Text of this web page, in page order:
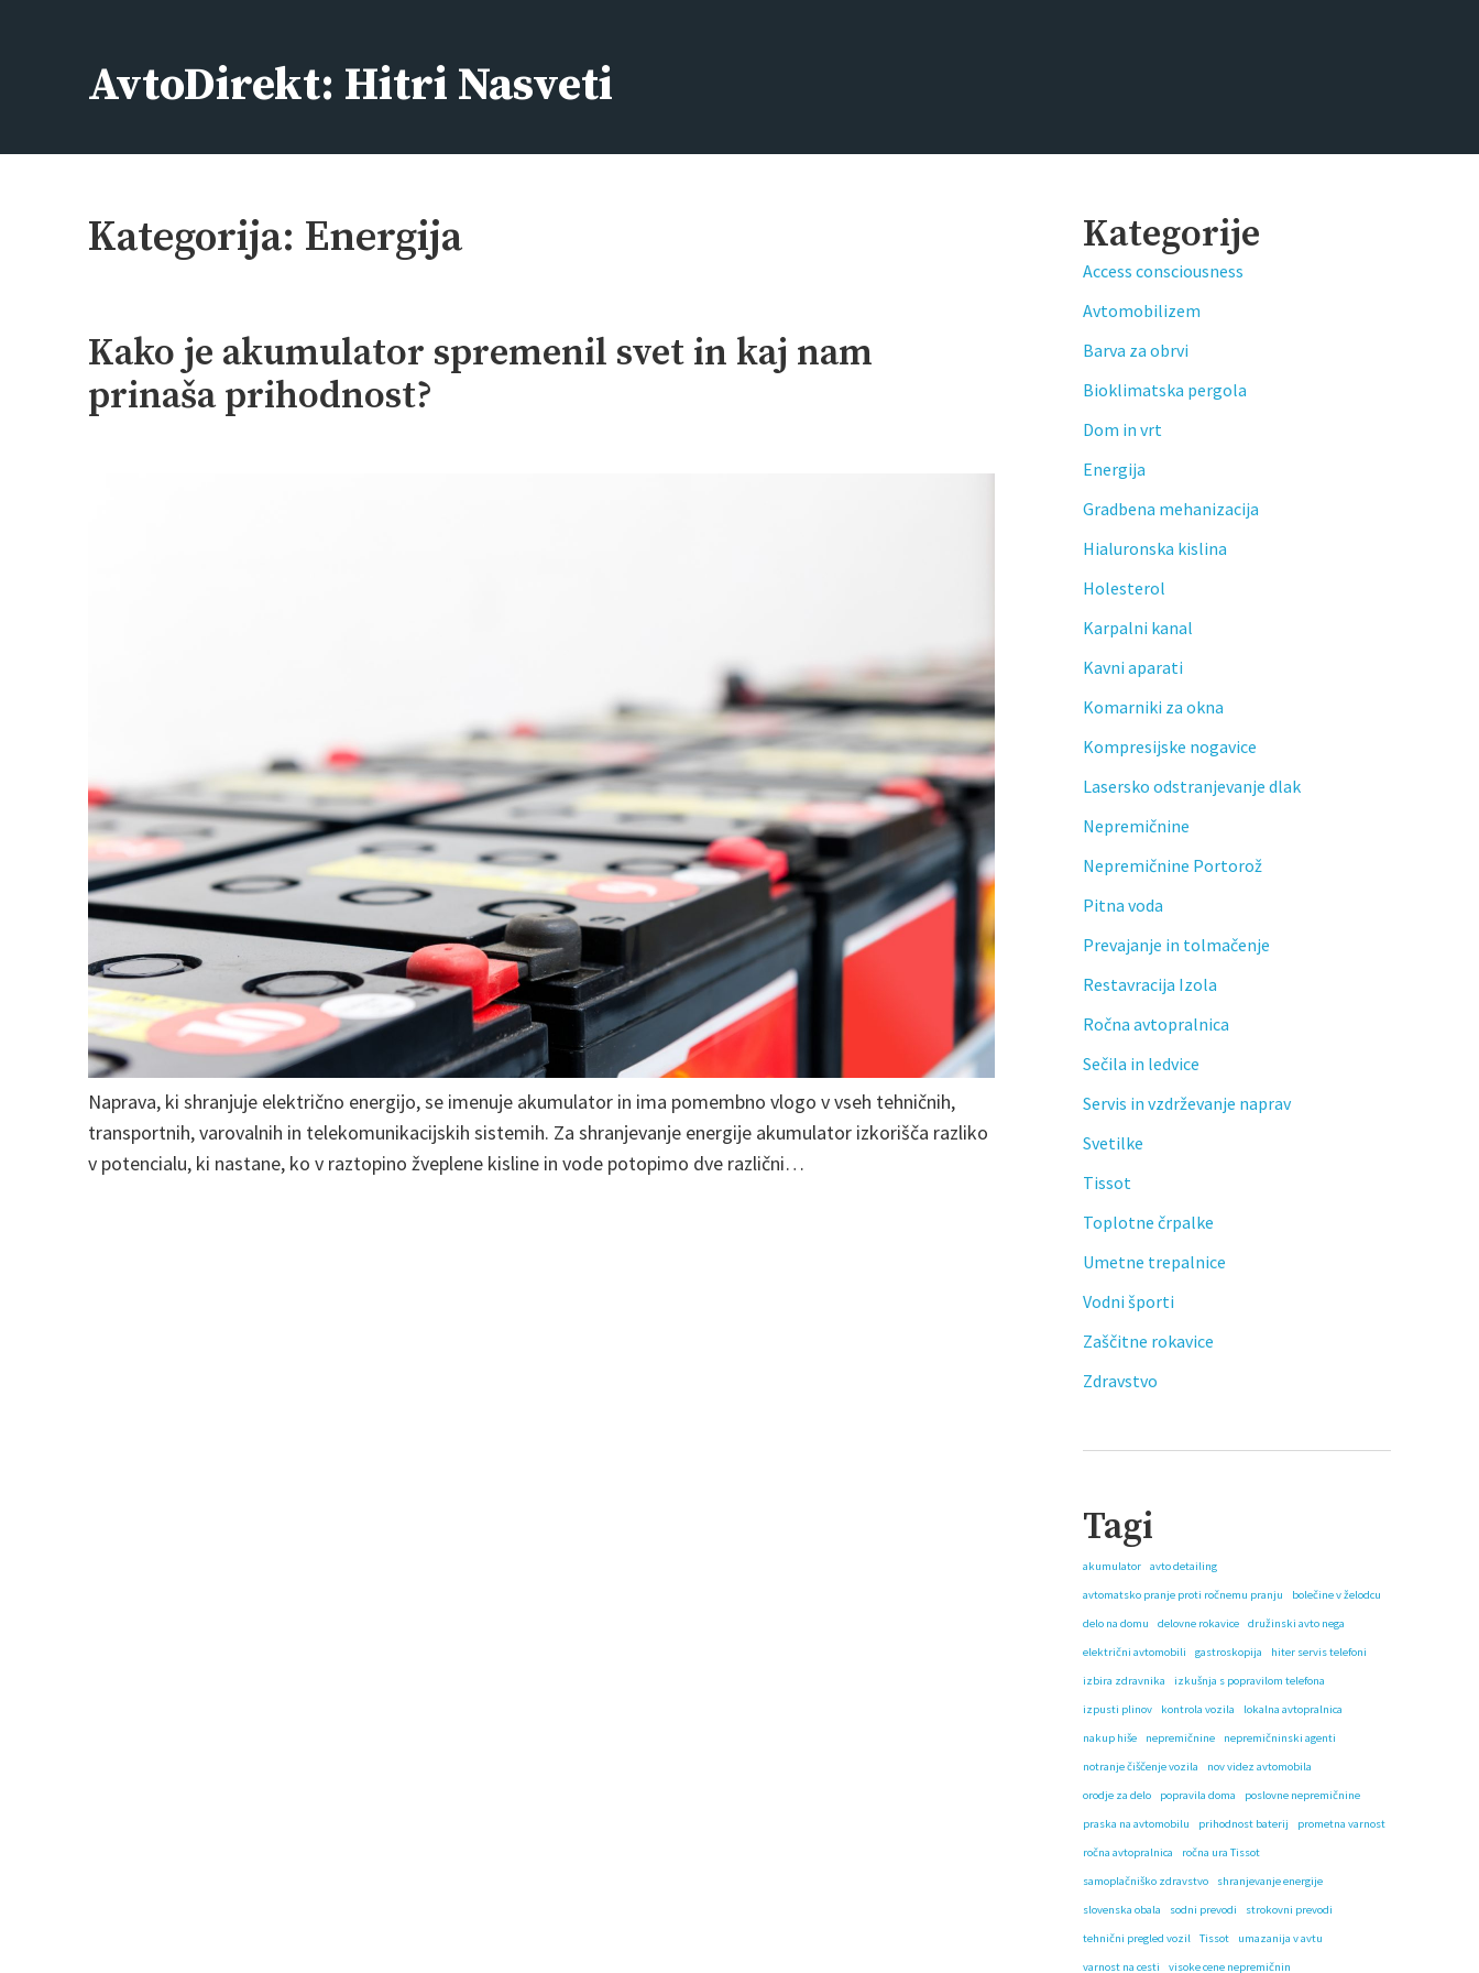
AvtoDirekt: Hitri Nasveti
Kategorija: Energija
Kako je akumulator spremenil svet in kaj nam
prinaša prihodnost?
Naprava, ki shranjuje električno energijo, se imenuje akumulator in ima pomembno vlogo v vseh tehničnih,
transportnih, varovalnih in telekomunikacijskih sistemih. Za shranjevanje energije akumulator izkorišča razliko
v potencialu, ki nastane, ko v raztopino žveplene kisline in vode potopimo dve različni…
Kategorije
Access consciousness
Avtomobilizem
Barva za obrvi
Bioklimatska pergola
Dom in vrt
Energija
Gradbena mehanizacija
Hialuronska kislina
Holesterol
Karpalni kanal
Kavni aparati
Komarniki za okna
Kompresijske nogavice
Lasersko odstranjevanje dlak
Nepremičnine
Nepremičnine Portorož
Pitna voda
Prevajanje in tolmačenje
Restavracija Izola
Ročna avtopralnica
Sečila in ledvice
Servis in vzdrževanje naprav
Svetilke
Tissot
Toplotne črpalke
Umetne trepalnice
Vodni športi
Zaščitne rokavice
Zdravstvo
Tagi
akumulator
avto detailing
avtomatsko pranje proti ročnemu pranju
bolečine v želodcu
delo na domu
delovne rokavice
družinski avto nega
električni avtomobili
gastroskopija
hiter servis telefoni
izbira zdravnika
izkušnja s popravilom telefona
izpusti plinov
kontrola vozila
lokalna avtopralnica
nakup hiše
nepremičnine
nepremičninski agenti
notranje čiščenje vozila
nov videz avtomobila
orodje za delo
popravila doma
poslovne nepremičnine
praska na avtomobilu
prihodnost baterij
prometna varnost
ročna avtopralnica
ročna ura Tissot
samoplačniško zdravstvo
shranjevanje energije
slovenska obala
sodni prevodi
strokovni prevodi
tehnični pregled vozil
Tissot
umazanija v avtu
varnost na cesti
visoke cene nepremičnin